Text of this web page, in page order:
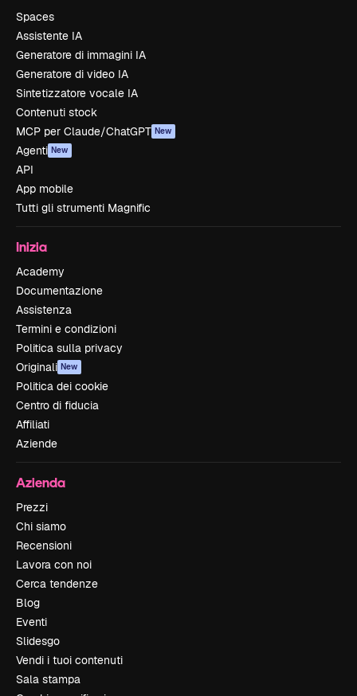
Spaces
Assistente IA
Generatore di immagini IA
Generatore di video IA
Sintetizzatore vocale IA
Contenuti stock
MCP per Claude/ChatGPT New
Agenti New
API
App mobile
Tutti gli strumenti Magnific
Inizia
Academy
Documentazione
Assistenza
Termini e condizioni
Politica sulla privacy
Originali New
Politica dei cookie
Centro di fiducia
Affiliati
Aziende
Azienda
Prezzi
Chi siamo
Recensioni
Lavora con noi
Cerca tendenze
Blog
Eventi
Slidesgo
Vendi i tuoi contenuti
Sala stampa